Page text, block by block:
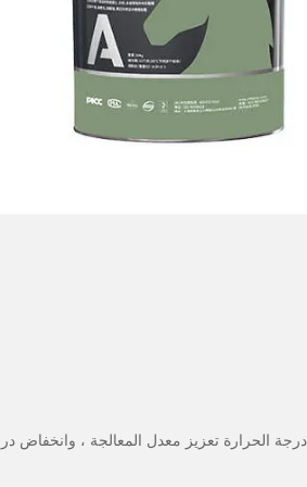
درجة الحرارة تعزيز معدل المعالجة ، وانخفاض